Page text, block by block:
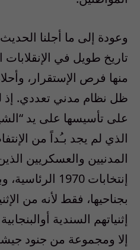
وعودة إلى ما أجلنا
تاريخ طويل في
منها فرص الإستقرار،
ظل نظام مدني تعددي. إذ
على تأسيسها على يد
الذي لم يجد بـُداً من
المدنيين والعسكريين
إنتخابات 1970
بجناحيها، فقط لأنه من
إثنياتهم السندية
إلا ومجموعة من جنود